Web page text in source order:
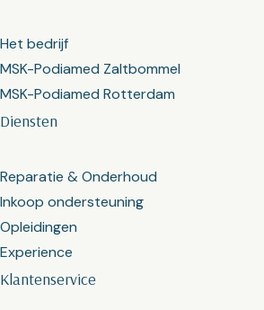
Klantenservice
Diensten
Reparatie & Onderhoud
Inkoop ondersteuning
Opleidingen
Experience
Het bedrijf
MSK-Podiamed Zaltbommel
MSK-Podiamed Rotterdam